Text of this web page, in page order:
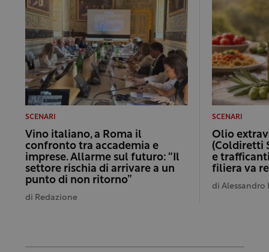
SCENARI
Vino italiano, a Roma il
confronto tra accademia e
imprese. Allarme sul futuro: “Il
settore rischia di arrivare a un
punto di non ritorno”
di Redazione
SCENARI
Olio
(Coldiretti
e
filiera va
diAlessandro